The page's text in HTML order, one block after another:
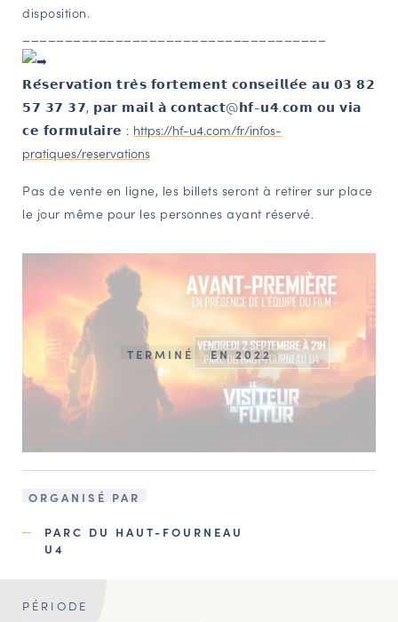
disposition.
𝗥𝗲́𝘀𝗲𝗿𝘃𝗮𝘁𝗶𝗼𝗻 𝘁𝗿𝗲̀𝘀 𝗳𝗼𝗿𝘁𝗲𝗺𝗲𝗻𝘁 𝗰𝗼𝗻𝘀𝗲𝗶𝗹𝗹𝗲́𝗲 𝗮𝘂 𝟬𝟯 𝟴𝟮
𝟱𝟳 𝟯𝟳 𝟯𝟳, 𝗽𝗮𝗿 𝗺𝗮𝗶𝗹 𝗮̀ 𝗰𝗼𝗻𝘁𝗮𝗰𝘁@𝗵𝗳-𝘂𝟰.𝗰𝗼𝗺 𝗼𝘂 𝘃𝗶𝗮
𝗰𝗲 𝗳𝗼𝗿𝗺𝘂𝗹𝗮𝗶𝗿𝗲 : https://hf-u4.com/fr/infos-
pratiques/reservations
Pas de vente en ligne, les billets seront à retirer sur place
le jour même pour les personnes ayant réservé.
TERMINÉ EN 2022
ORGANISÉ PAR
PARC DU HAUT-FOURNEAU
U4
PÉRIODE